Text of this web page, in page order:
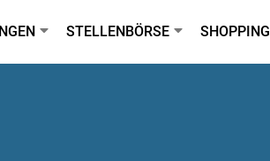
STELLENBÖRSE SHOPPING